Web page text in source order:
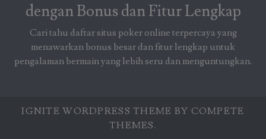
dengan Bonus dan Fitur Lengkap
Cari tahu daftar situs poker online terpercaya yang
menawarkan bonus besar dan fitur lengkap untuk
pengalaman bermain yang lebih seru dan menguntungkan.
IGNITE WORDPRESS THEME BY COMPETE
THEMES.